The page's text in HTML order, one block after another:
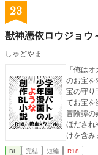
23
獣神憑依ロウジョウ
しゃどやま
「俺は
のお宝を
宝の守り
てお宝
冒険譚の始まりだぜ！
ほだされ
けを含み
BL 完結 短編 R18